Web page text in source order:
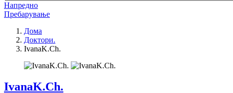
Напредно
Пребарување
Дома
Доктори.
IvanaK.Ch.
IvanaK.Ch.